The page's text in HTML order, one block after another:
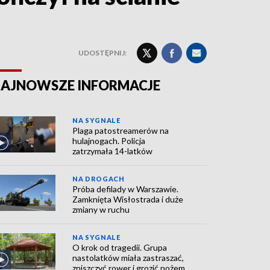
UDOSTĘPNIJ:
INFORMACJE
NA SYGNALE
Plaga patostreamerów na
hulajnogach. Policja
zatrzymała 14-latków
NA DROGACH
Próba defilady w Warszawie.
Zamknięta Wisłostrada i duże
zmiany w ruchu
NA SYGNALE
O krok od tragedii. Grupa
nastolatków miała zastraszać,
zniszczyć rower i grozić nożem